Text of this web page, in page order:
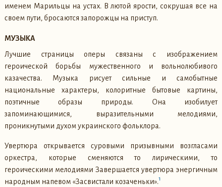
именем Марильцы на устах. В лютой ярости, сокрушая все на
своем пути, бросаются запорожцы на приступ.
МУЗЫКА
Лучшие страницы оперы связаны с изображением
героической борьбы мужественного и вольнолюбивого
казачества. Музыка рисует сильные и самобытные
национальные характеры, колоритные бытовые картины,
поэтичные образы природы. Она изобилует
запоминающимися, выразительными мелодиями,
проникнутыми духом украинского фольклора.
Увертюра открывается суровыми призывными возгласами
оркестра, которые сменяются то лирическими, то
героическими мелодиями Завершается увертюра энергичным
народным напевом «Засвистали козаченьки».1